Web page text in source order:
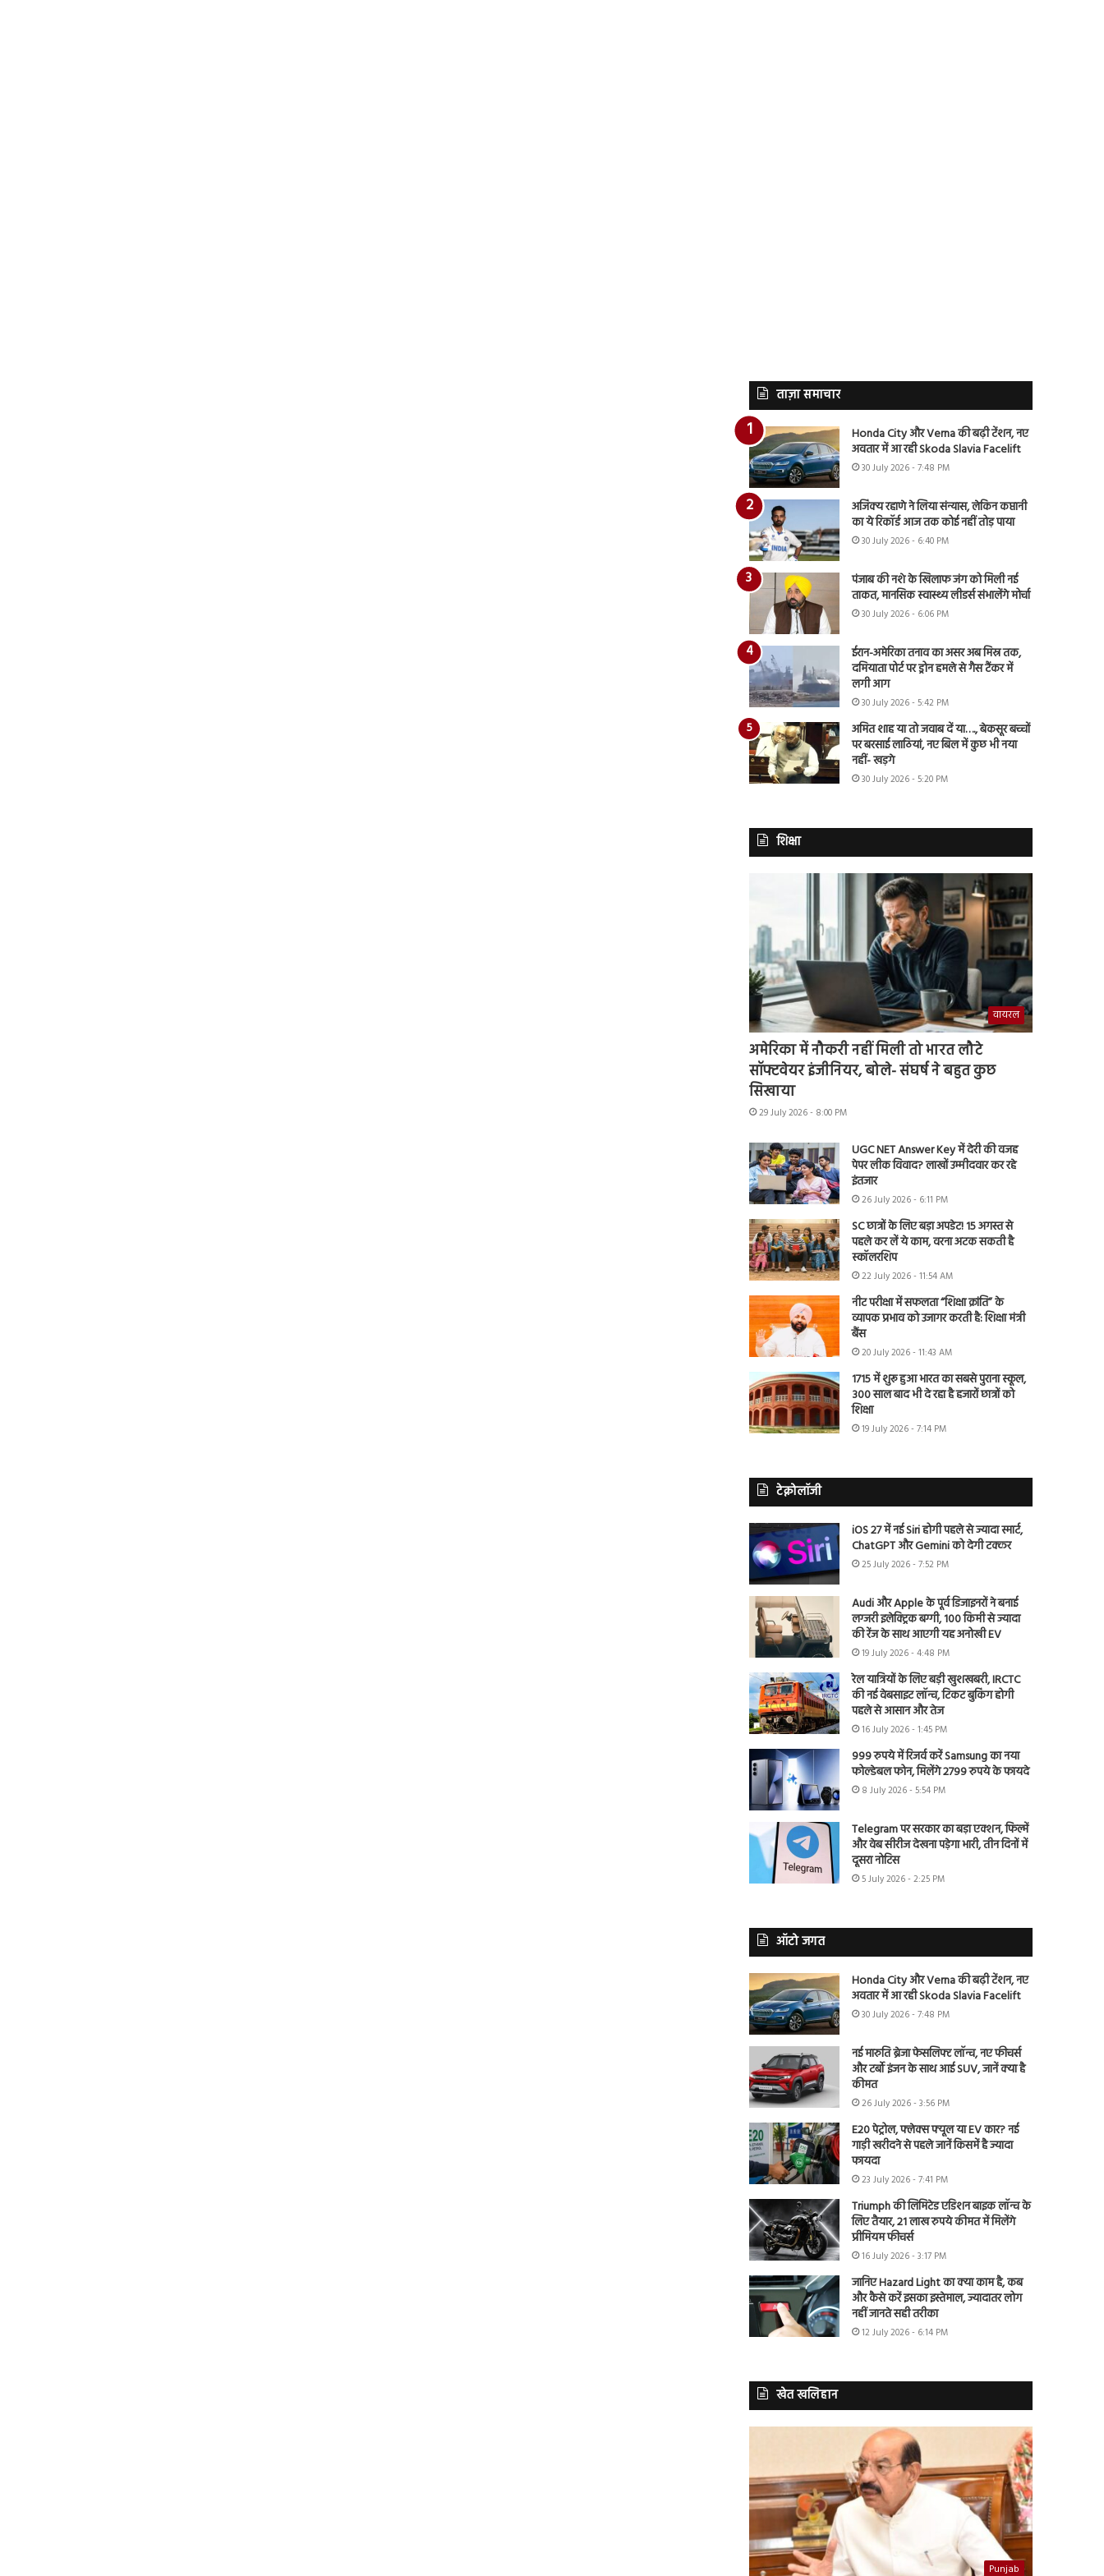
ताज़ा समाचार
Honda City और Verna की बढ़ी टेंशन, नए
अवतार में आ रही Skoda Slavia Facelift
30 July 2026 - 7:48 PM
अजिंक्य रहाणे ने लिया संन्यास, लेकिन कप्तानी
का ये रिकॉर्ड आज तक कोई नहीं तोड़ पाया
30 July 2026 - 6:40 PM
पंजाब की नशे के खिलाफ जंग को मिली नई
ताकत, मानसिक स्वास्थ्य लीडर्स संभालेंगे मोर्चा
30 July 2026 - 6:06 PM
ईरान-अमेरिका तनाव का असर अब मिस्र तक,
दमियाता पोर्ट पर ड्रोन हमले से गैस टैंकर में
लगी आग
30 July 2026 - 5:42 PM
अमित शाह या तो जवाब दें या…., बेकसूर बच्चों
पर बरसाई लाठियां, नए बिल में कुछ भी नया
नहीं- खड़गे
30 July 2026 - 5:20 PM
शिक्षा
वायरल
अमेरिका में नौकरी नहीं मिली तो भारत लौटे
सॉफ्टवेयर इंजीनियर, बोले- संघर्ष ने बहुत कुछ
सिखाया
29 July 2026 - 8:00 PM
UGC NET Answer Key में देरी की वजह
पेपर लीक विवाद? लाखों उम्मीदवार कर रहे
इंतजार
26 July 2026 - 6:11 PM
SC छात्रों के लिए बड़ा अपडेट! 15 अगस्त से
पहले कर लें ये काम, वरना अटक सकती है
स्कॉलरशिप
22 July 2026 - 11:54 AM
नीट परीक्षा में सफलता “शिक्षा क्रांति” के
व्यापक प्रभाव को उजागर करती है: शिक्षा मंत्री
बैंस
20 July 2026 - 11:43 AM
1715 में शुरू हुआ भारत का सबसे पुराना स्कूल,
300 साल बाद भी दे रहा है हजारों छात्रों को
शिक्षा
19 July 2026 - 7:14 PM
टेक्नोलॉजी
iOS 27 में नई Siri होगी पहले से ज्यादा स्मार्ट,
ChatGPT और Gemini को देगी टक्कर
25 July 2026 - 7:52 PM
Audi और Apple के पूर्व डिजाइनरों ने बनाई
लग्जरी इलेक्ट्रिक बग्गी, 100 किमी से ज्यादा
की रेंज के साथ आएगी यह अनोखी EV
19 July 2026 - 4:48 PM
रेल यात्रियों के लिए बड़ी खुशखबरी, IRCTC
की नई वेबसाइट लॉन्च, टिकट बुकिंग होगी
पहले से आसान और तेज
16 July 2026 - 1:45 PM
999 रुपये में रिजर्व करें Samsung का नया
फोल्डेबल फोन, मिलेंगे 2799 रुपये के फायदे
8 July 2026 - 5:54 PM
Telegram पर सरकार का बड़ा एक्शन, फिल्में
और वेब सीरीज देखना पड़ेगा भारी, तीन दिनों में
दूसरा नोटिस
5 July 2026 - 2:25 PM
ऑटो जगत
Honda City और Verna की बढ़ी टेंशन, नए
अवतार में आ रही Skoda Slavia Facelift
30 July 2026 - 7:48 PM
नई मारुति ब्रेजा फेसलिफ्ट लॉन्च, नए फीचर्स
और टर्बो इंजन के साथ आई SUV, जानें क्या है
कीमत
26 July 2026 - 3:56 PM
E20 पेट्रोल, फ्लेक्स फ्यूल या EV कार? नई
गाड़ी खरीदने से पहले जानें किसमें है ज्यादा
फायदा
23 July 2026 - 7:41 PM
Triumph की लिमिटेड एडिशन बाइक लॉन्च के
लिए तैयार, 21 लाख रुपये कीमत में मिलेंगे
प्रीमियम फीचर्स
16 July 2026 - 3:17 PM
जानिए Hazard Light का क्या काम है, कब
और कैसे करें इसका इस्तेमाल, ज्यादातर लोग
नहीं जानते सही तरीका
12 July 2026 - 6:14 PM
खेत खलिहान
Punjab